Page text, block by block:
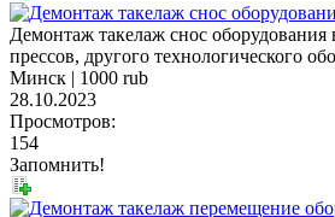
Демонтаж такелаж снос
прессов, другого технологического
Минск | 1000 rub
28.10.2023
Просмотров:
154
Запомнить!